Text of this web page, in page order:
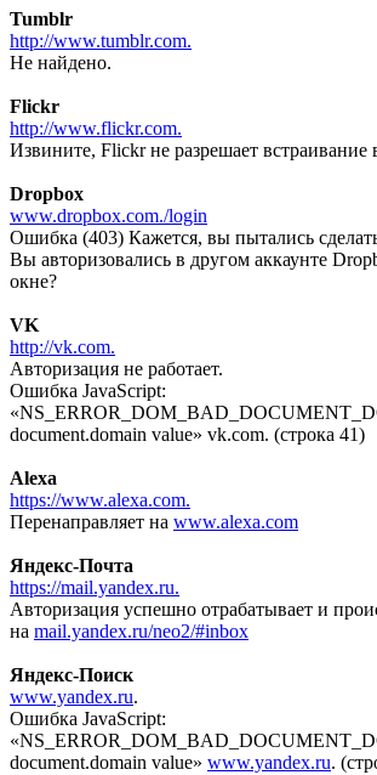
Tumblr
http://www.tumblr.com.
Не найдено.
Flickr
http://www.flickr.com.
Извините, Flickr не разрешает встраивание
Dropbox
www.dropbox.com./login
Ошибка (403) Кажется, вы пытались
Вы авторизовались в другом аккаунте
окне?
VK
http://vk.com.
Авторизация не работает.
Ошибка JavaScript:
document.domain value» vk.com. (строка 41)
Alexa
https://www.alexa.com.
Перенаправляет на www.alexa.com
Яндекс-Почта
https://mail.yandex.ru.
Авторизация успешно отрабатывает и
на mail.yandex.ru/neo2/#inbox
Яндекс-Поиск
www.yandex.ru.
Ошибка JavaScript:
document.domain value» www.yandex.ru.